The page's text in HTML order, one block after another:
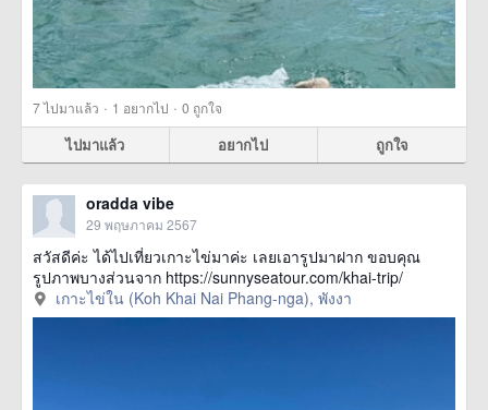
7ไปมาแล้ว · 1 อยากไป · 0 ถูกใจ
ไปมาแล้ว อยากไป ถูกใจ
oradda vibe
29 พฤษภาคม 2567
สวัสดีค่ะ ได้ไปเที่ยวเกาะไข่มาค่ะ เลยเอารูปมาฝาก ขอบคุณ
รูปภาพบางส่วนจาก https://sunnyseatour.com/khai-trip/
เกาะไข่ใน (Koh Khai Nai Phang-nga), พังงา